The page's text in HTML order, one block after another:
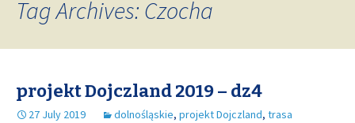
Tag Archives: Czocha
projekt Dojczland 2019 – dz4
27 July 2019 dolnośląskie, projekt Dojczland, trasa